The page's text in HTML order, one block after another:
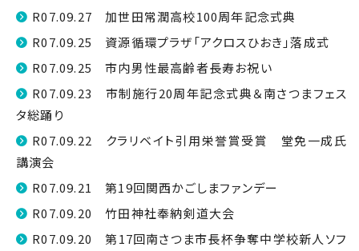
R07.09.27 加世田常潤高校100周年記念式典
R07.09.25 資源循環プラザ「アクロスひおき」落成式
R07.09.25 市内男性最高齢者長寿お祝い
R07.09.23 市制施行20周年記念式典＆南さつまフェス
タ総踊り
R07.09.22 クラリベイト引用栄誉賞受賞 堂免一成氏
講演会
R07.09.21 第19回関西かごしまファンデー
R07.09.20 竹田神社奉納剣道大会
R07.09.20 第17回南さつま市長杯争奪中学校新人ソフ